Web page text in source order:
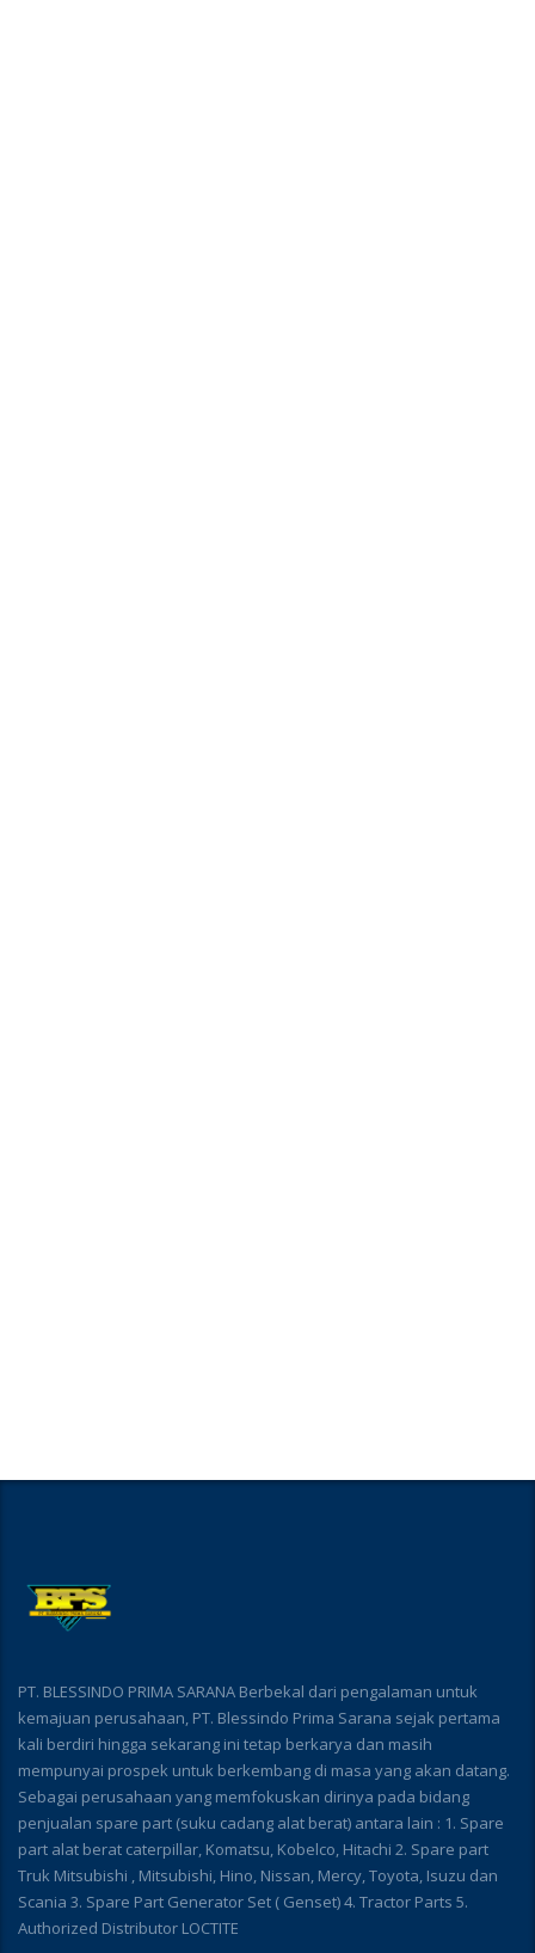
PT. BLESSINDO PRIMA SARANA Berbekal dari pengalaman untuk
kemajuan perusahaan, PT. Blessindo Prima Sarana sejak pertama
kali berdiri hingga sekarang ini tetap berkarya dan masih
mempunyai prospek untuk berkembang di masa yang akan datang.
Sebagai perusahaan yang memfokuskan dirinya pada bidang
penjualan spare part (suku cadang alat berat) antara lain : 1. Spare
part alat berat caterpillar, Komatsu, Kobelco, Hitachi 2. Spare part
Truk Mitsubishi , Mitsubishi, Hino, Nissan, Mercy, Toyota, Isuzu dan
Scania 3. Spare Part Generator Set ( Genset) 4. Tractor Parts 5.
Authorized Distributor LOCTITE